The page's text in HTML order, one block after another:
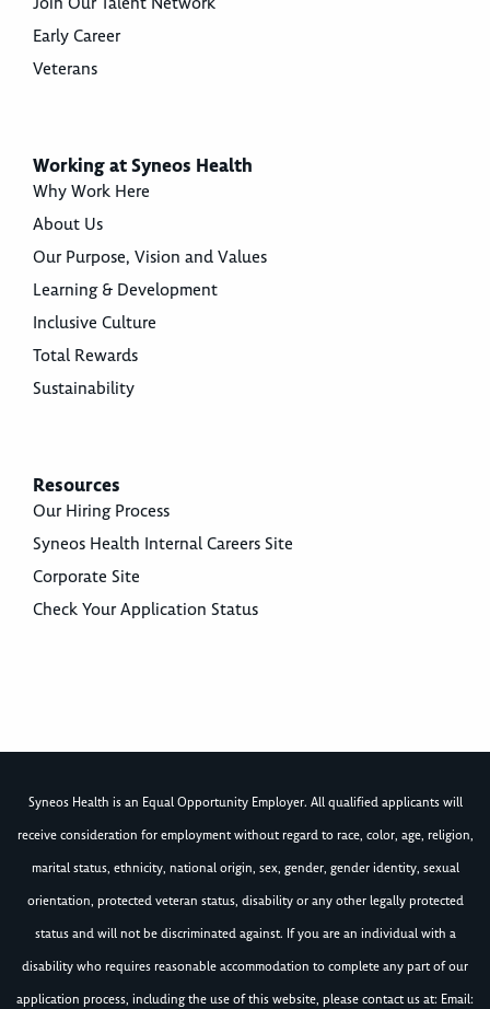
Early Career
Veterans
Working at Syneos Health
Why Work Here
About Us
Our Purpose, Vision and Values
Learning & Development
Inclusive Culture
Total Rewards
Sustainability
Resources
Our Hiring Process
Syneos Health Internal Careers Site
Corporate Site
Check Your Application Status
Syneos Health is an Equal Opportunity Employer. All qualified applicants will
receive consideration for employment without regard to race, color, age, religion,
marital status, ethnicity, national origin, sex, gender, gender identity, sexual
orientation, protected veteran status, disability or any other legally protected
status and will not be discriminated against. If you are an individual with a
disability who requires reasonable accommodation to complete any part of our
application process, including the use of this website, please contact us at: Email: